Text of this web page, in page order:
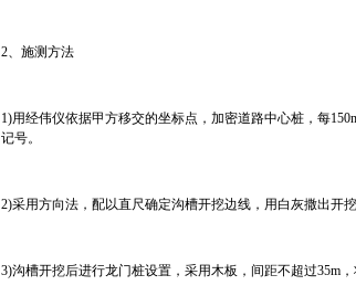
2、施测方法
1)用经伟仪依据甲方移交的坐标点，加密道路中心桩，每
记号。
2)采用方向法，配以直尺确定沟槽开挖边线，用白灰撒出开挖
3)沟槽开挖后进行龙门桩设置，采用木板，间距不超过35m